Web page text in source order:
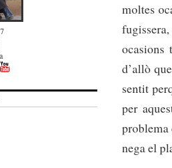
moltes
ocasions
d’allò
sentit
per
problema
nega el